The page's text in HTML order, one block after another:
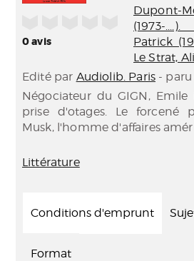
0avis
(1973-
Patrick
Le Strat,
Edité par Audiolib. Paris -
Négociateur du GIGN,
prise d'otages. Le forcené
Musk, l'homme d'affaires
Littérature
Conditions d'emprunt
Format